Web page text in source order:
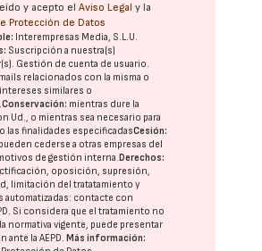
y acepto elAviso Legal y la
Protección de Datos
Interempresas Media, S.L.U.
Suscripción a nuestra(s)
Gestión de cuenta de usuario.
relacionados con la misma o
similares o
Conservación: mientras dure la
Ud., o mientras sea necesario para
las finalidades especificadasCesión:
cederse a otras empresas del
de gestión interna. Derechos:
oposición, supresión,
limitación del tratatamiento y
automatizadas: contacte con
. Si considera que el tratamiento no
normativa vigente, puede presentar
ante laAEPD. Más información: